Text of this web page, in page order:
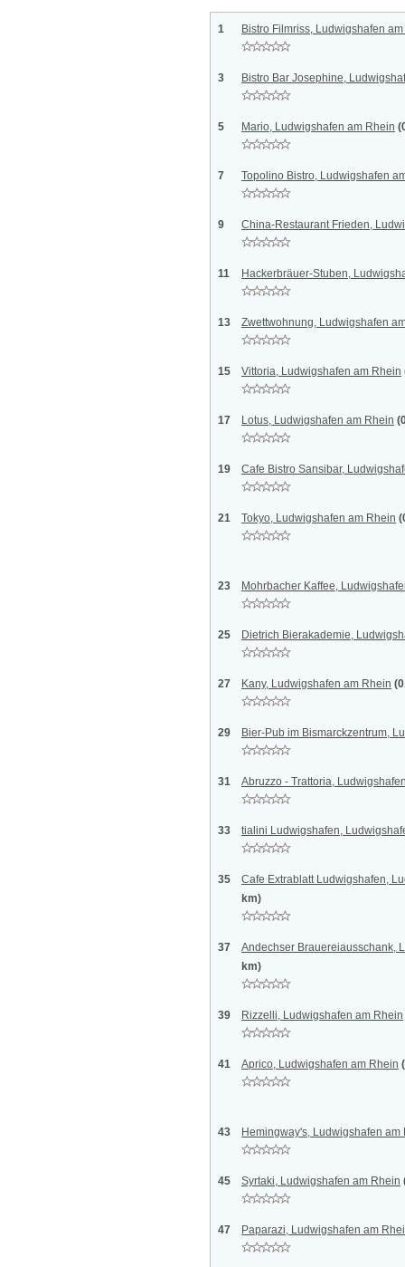
1 Bistro Filmriss, Ludwigshafen
3 Bistro Bar Josephine,
5 Mario, Ludwigshafen am Rhein
7 Topolino Bistro, Ludwigshafen
9 China-Restaurant Frieden,
11 Hackerbräuer-Stuben,
13 Zwettwohnung, Ludwigshafen
15 Vittoria, Ludwigshafen am Rhein
17 Lotus, Ludwigshafen am Rhein
19 Cafe Bistro Sansibar,
21 Tokyo, Ludwigshafen am Rhein
23 Mohrbacher Kaffee,
25 Dietrich Bierakademie,
27 Kany, Ludwigshafen am Rhein
29 Bier-Pub im Bismarckzentrum,
31 Abruzzo - Trattoria,
33 tialini Ludwigshafen,
35
Cafe Extrablatt Ludwigshafen,
km)
37
Andechser Brauereiausschank,
km)
39 Rizzelli, Ludwigshafen am Rhein
41 Aprico, Ludwigshafen am Rhein
43 Hemingway's, Ludwigshafen am
45 Syrtaki, Ludwigshafen am Rhein
47 Paparazi, Ludwigshafen am